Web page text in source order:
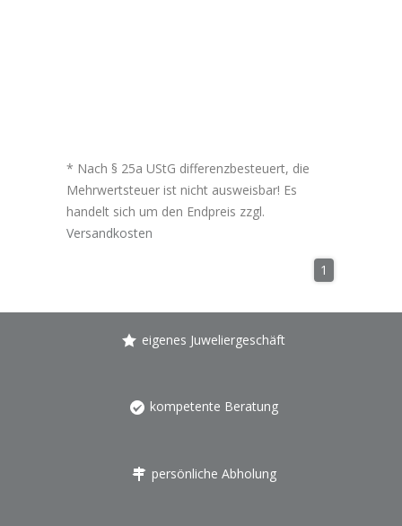
* Nach § 25a UStG differenzbesteuert, die
Mehrwertsteuer ist nicht ausweisbar! Es
handelt sich um den Endpreis zzgl.
Versandkosten
1
eigenes Juweliergeschäft
kompetente Beratung
persönliche Abholung